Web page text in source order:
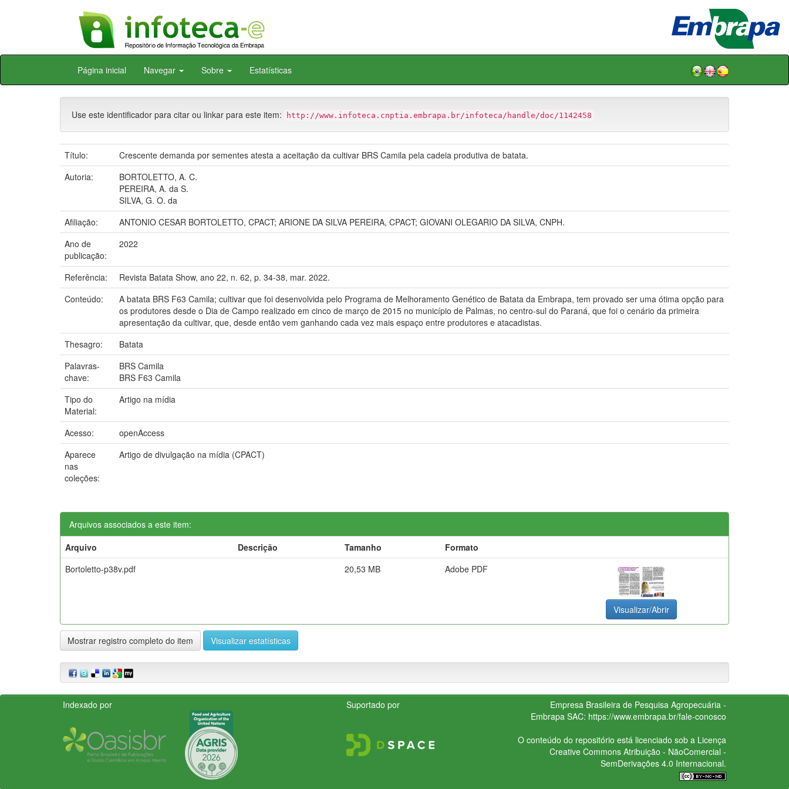
Skip
Página inicial Navegar Sobre Estatísticas
Use este identificador para citar ou linkar para este item: http://www.infoteca.cnptia.embrapa.br/infoteca/handle/doc/1142458
Título:
Crescente demanda por sementes atesta a aceitação da cultivar BRS Camila pela cadeia produtiva de batata.
Autoria:
BORTOLETTO, A. C.
PEREIRA, A. da S.
SILVA, G. O. da
Afiliação:
ANTONIO CESAR BORTOLETTO, CPACT; ARIONE DA SILVA PEREIRA, CPACT; GIOVANI OLEGARIO DA SILVA, CNPH.
Ano de
publicação:
2022
Referência:
Revista Batata Show, ano 22, n. 62, p. 34-38, mar. 2022.
Conteúdo:
A batata BRS F63 Camila; cultivar que foi desenvolvida pelo Programa de Melhoramento Genético de Batata da Embrapa, tem provado ser uma ótima opção para
os produtores desde o Dia de Campo realizado em cinco de março de 2015 no município de Palmas, no centro-sul do Paraná, que foi o cenário da primeira
apresentação da cultivar, que, desde então vem ganhando cada vez mais espaço entre produtores e atacadistas.
Thesagro:
Batata
Palavras-
chave:
BRS Camila
BRS F63 Camila
Tipo do
Material:
Artigo na mídia
Acesso:
openAccess
Aparece
nas
coleções:
Artigo de divulgação na mídia (CPACT)
Arquivos associados a este item:
Arquivo
Descrição Tamanho
Formato
Bortoletto-p38v.pdf
20,53 MB Adobe PDF
Visualizar/Abrir
Mostrar registro completo do item Visualizar estatísticas
Indexado por Suportado por
Empresa Brasileira de Pesquisa Agropecuária -
Embrapa SAC: https://www.embrapa.br/fale-conosco
O conteúdo do repositório está licenciado sob a Licença
Creative CommonsAtribuição - NãoComercial -
SemDerivações 4.0 Internacional.